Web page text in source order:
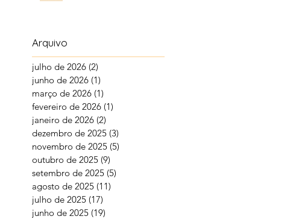
Arquivo
julho de 2026 (2)
junho de 2026 (1)
março de 2026 (1)
fevereiro de 2026 (1)
janeiro de 2026 (2)
dezembro de 2025 (3)
novembro de 2025 (5)
outubro de 2025 (9)
setembro de 2025 (5)
agosto de 2025 (11)
julho de 2025 (17)
junho de 2025 (19)